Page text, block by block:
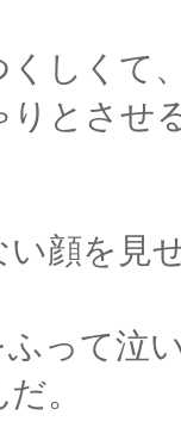
しくて
とさせ
顔を見
って泣
。